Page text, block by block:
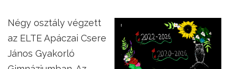
Négy osztály végzett
az ELTE Apáczai Csere
János Gyakorló